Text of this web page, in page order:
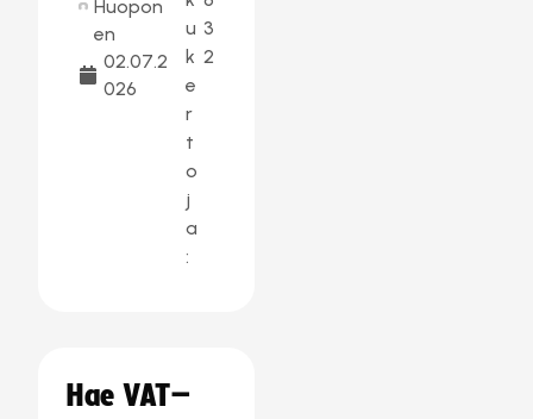
Huopon
en
02.07.2
026
u
k
e
r
t
o
j
a
:
3
2
Hae VAT–